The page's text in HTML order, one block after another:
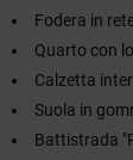
Fodera in
Quarto con
Calzetta
Suola in
Battistrada